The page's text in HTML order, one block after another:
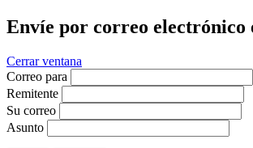
Envíe por correo electrónico
Cerrar ventana
Correo para
Remitente
Su correo
Asunto